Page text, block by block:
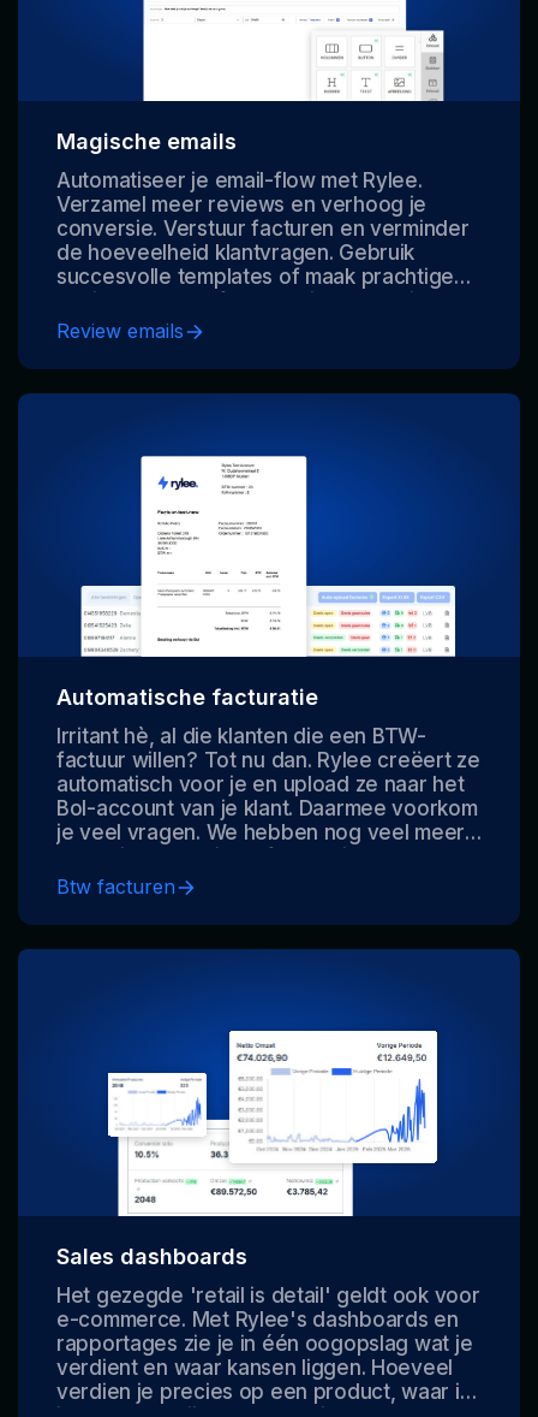
Magische emails
Automatiseer je email-flow met Rylee.
Verzamel meer reviews en verhoog je
conversie. Verstuur facturen en verminder
de hoeveelheid klantvragen. Gebruik
succesvolle templates of maak prachtige
designs met AI of een designer. Maximale
impact door de uitgebreide functies, tags
Review emails
Automatische facturatie
Irritant hè, al die klanten die een BTW-
factuur willen? Tot nu dan. Rylee creëert ze
automatisch voor je en upload ze naar het
Bol-account van je klant. Daarmee voorkom
je veel vragen. We hebben nog veel meer
aangiftes makkelijk te maken.
Btw facturen
Sales dashboards
Het gezegde 'retail is detail' geldt ook voor
e-commerce. Met Rylee's dashboards en
rapportages zie je in één oogopslag wat je
verdient en waar kansen liggen. Hoeveel
verdien je precies op een product, waar is